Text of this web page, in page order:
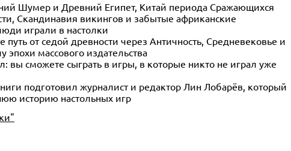
Шумер и Древний Египет, Китай периода Сражающихся
Скандинавия викингов и забытые африканские
играли в настолки
от седой древности через Античность, Средневековье и
массового издательства
вы сможете сыграть в игры, в которые никто не играл уже
подготовил журналист и редактор Лин Лобарёв, который
историю настольных игр